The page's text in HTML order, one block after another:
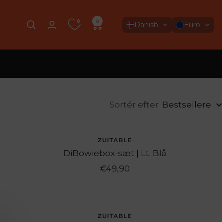
0 0 Danish Euro
Sortér efter Bestsellere
ZUITABLE
DiBowiebox-sæt | Lt. Blå
Angebotspreis
€49,90
ZUITABLE